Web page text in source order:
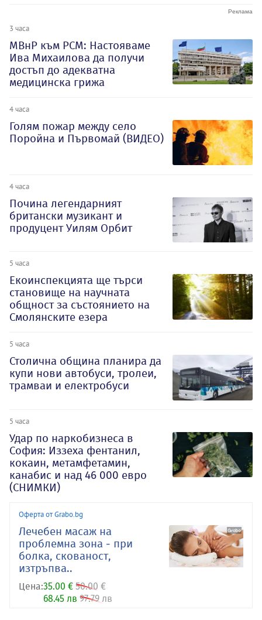
3 часа
МВнР към РСМ: Настояваме
Ива Михаилова да получи
достъп до адекватна
медицинска грижа
4 часа
Голям пожар между село
Поройна и Първомай (ВИДЕО)
4 часа
Почина легендарният
британски музикант и
продуцент Уилям Орбит
5 часа
Екоинспекцията ще търси
становище на научната
общност за състоянието на
Смолянските езера
5 часа
Столична община планира да
купи нови автобуси, тролеи,
трамваи и електробуси
5 часа
Удар по наркобизнеса в
София: Иззеха фентанил,
кокаин, метамфетамин,
канабис и над 46 000 евро
(СНИМКИ)
Оферта от Grabo.bg
Лечебен масаж на
проблемна зона - при
болка, скованост,
изтръпва..
Цена:35.00 € 50.00 €
68.45 лв 97.79 лв